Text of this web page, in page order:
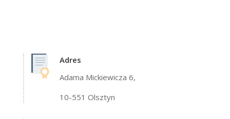
Adres
Adama Mickiewicza 6,
10-551 Olsztyn